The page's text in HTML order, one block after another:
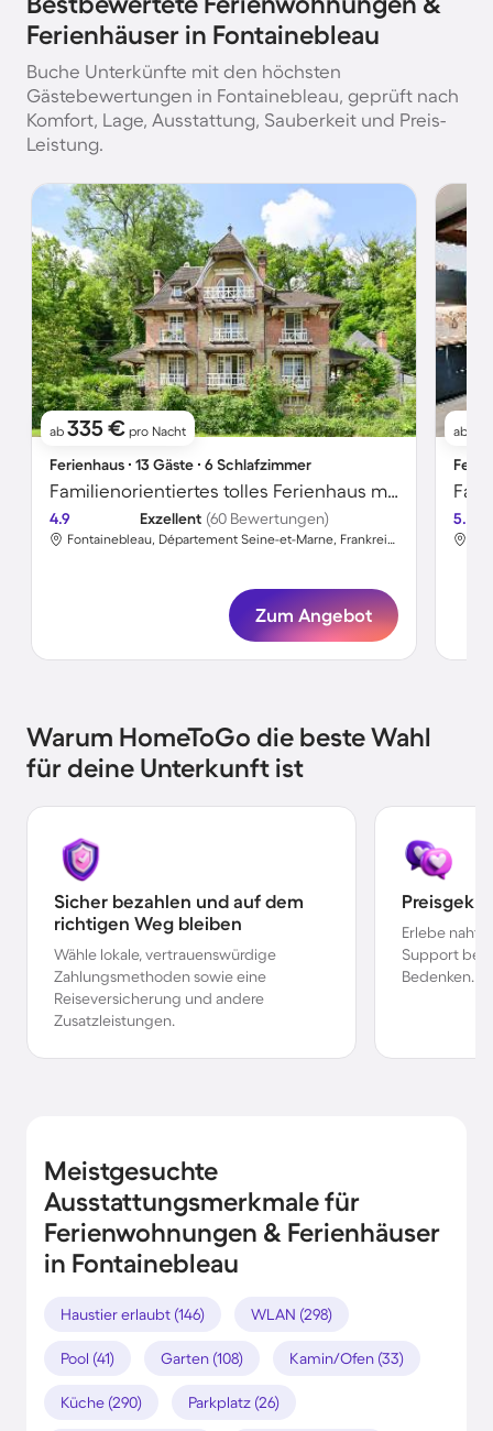
Ferienhäuser in Fontainebleau
Buche Unterkünfte mit den höchsten
Gästebewertungen in Fontainebleau, geprüft nach
Komfort, Lage, Ausstattung, Sauberkeit und Preis-
Leistung.
ab 335 € pro Nacht
Ferienhaus ∙ 13 Gäste ∙ 6 Schlafzimmer
Familienorientiertes tolles Ferienhaus mit Terrasse, Grill und Garten
4.9 Exzellent (60 Bewertungen)
Fontainebleau, Département Seine-et-Marne, Frankreich
Zum Angebot
ab
5.0
Warum HomeToGo die beste Wahl
für deine Unterkunft ist
Sicher bezahlen und auf dem
richtigen Weg bleiben
Wähle lokale, vertrauenswürdige
Zahlungsmethoden sowie eine
Reiseversicherung und andere
Zusatzleistungen.
Erlebe
Support bei
Bedenken.
Meistgesuchte
Ausstattungsmerkmale für
Ferienwohnungen & Ferienhäuser
in Fontainebleau
Haustier erlaubt (146) WLAN (298)
Pool (41) Garten (108) Kamin/Ofen (33)
Küche (290) Parkplatz (26)